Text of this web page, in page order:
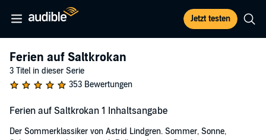
Jetzt testen
Ferien auf Saltkrokan
3 Titel in dieser Serie
353 Bewertungen
Ferien auf Saltkrokan 1 Inhaltsangabe
Der Sommerklassiker von Astrid Lindgren. Sommer, Sonne,